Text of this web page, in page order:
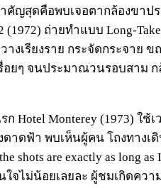
คัญสุดคือพบเจอตากล้องขาปร
(1972) ถ่ายทำแบบ Long-
งเรียงราย กระจัดกระจาย ข
อยๆ จนประมาณวนรอบสาม
Hotel Monterey (1973) ใช้
าดฟ้า พบเห็นผู้คน โถงทาง
are exactly as long as I
ใจไม่น้อยเลยละ ผู้ชมเกิดคว